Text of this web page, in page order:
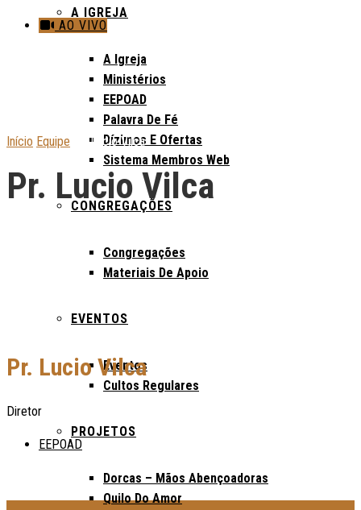
A IGREJA
A Igreja
Ministérios
EEPOAD
Palavra De Fé
Dízimos E Ofertas
Sistema Membros Web
CONGREGAÇÕES
Congregações
Materiais De Apoio
EVENTOS
Eventos
Cultos Regulares
PROJETOS
Dorcas – Mãos Abençoadoras
Quilo Do Amor
AO VIVO
Início Equipe Pr. Lucio Vilca
Pr. Lucio Vilca
Pr. Lucio Vilca
Diretor
EEPOAD